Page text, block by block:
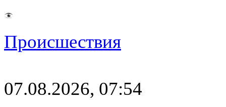
Происшествия
07.08.2026, 07:54